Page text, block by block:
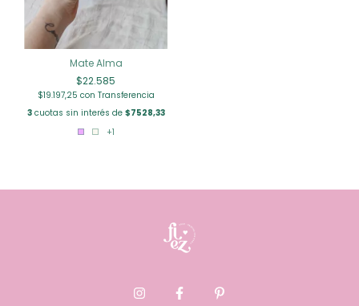
Mate Alma
$22.585
$19.197,25 con Transferencia
3cuotas sin interés de $7528,33
+1